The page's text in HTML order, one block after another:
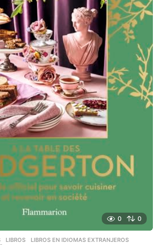
0 0
,LIBROS ,LIBROS EN IDIOMAS EXTRANJEROS